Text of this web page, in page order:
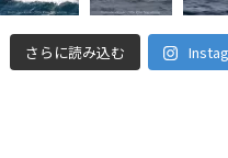
さらに読み込む